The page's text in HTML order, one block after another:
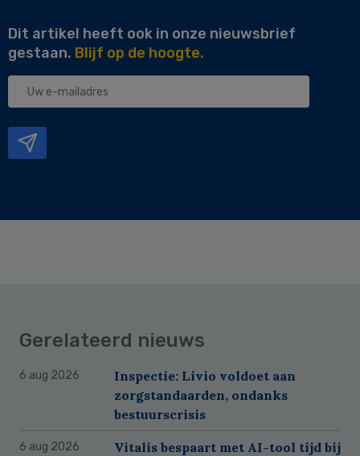
Dit artikel heeft ook in onze nieuwsbrief
gestaan. Blijf op de hoogte.
Uw
Gerelateerd nieuws
6 aug 2026
Inspectie: Livio voldoet aan
zorgstandaarden, ondanks
bestuurscrisis
6 aug 2026
Vitalis bespaart met AI-tool tijd bij